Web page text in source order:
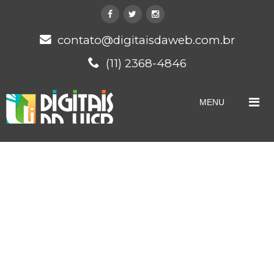
contato@digitaisdaweb.com.br
(11) 2368-4846
MENU